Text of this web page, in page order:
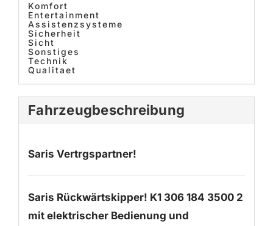
Komfort
Entertainment
Assistenzsysteme
Sicherheit
Sicht
Sonstiges
Technik
Qualitaet
Fahrzeugbeschreibung
Saris Vertrgspartner!
Saris Rückwärtskipper! K1 306 184 3500 2
mit elektrischer Bedienung und